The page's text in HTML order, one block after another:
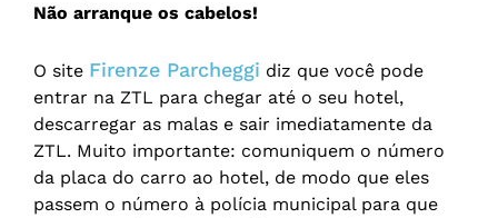
Não arranque os cabelos!
O site Firenze Parcheggi diz que você pode
entrar na ZTL para chegar até o seu hotel,
descarregar as malas e sair imediatamente da
ZTL. Muito importante: comuniquem o número
da placa do carro ao hotel, de modo que eles
passem o número à polícia municipal para que